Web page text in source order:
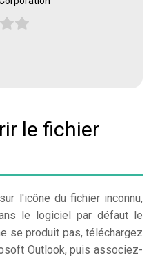
le fichier
l'icône du fichier inconnu,
le logiciel par défaut le
se produit pas, téléchargez
Outlook, puis associez-